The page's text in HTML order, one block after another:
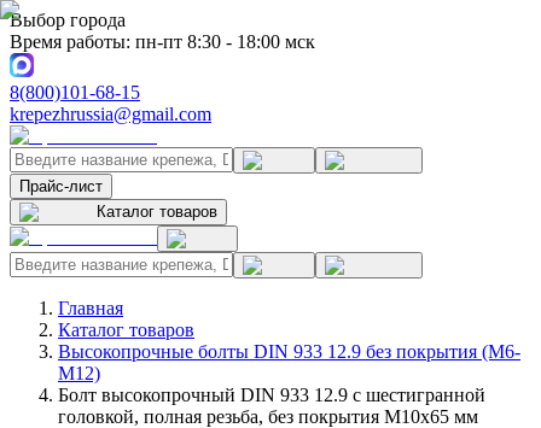
Выбор города
Время работы: пн-пт 8:30 - 18:00 мск
8(800)101-68-15
krepezhrussia@gmail.com
Прайс-лист
Каталог товаров
Главная
Каталог товаров
Высокопрочные болты DIN 933 12.9 без покрытия (M6-
M12)
Болт высокопрочный DIN 933 12.9 с шестигранной
головкой, полная резьба, без покрытия M10x65 мм